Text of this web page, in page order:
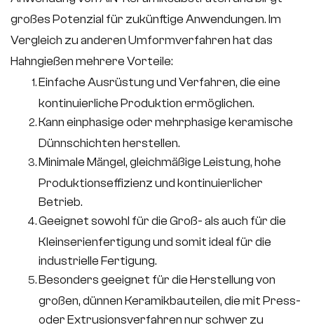
großes Potenzial für zukünftige Anwendungen. Im
Vergleich zu anderen Umformverfahren hat das
Hahngießen mehrere Vorteile:
Einfache Ausrüstung und Verfahren, die eine
kontinuierliche Produktion ermöglichen.
Kann einphasige oder mehrphasige keramische
Dünnschichten herstellen.
Minimale Mängel, gleichmäßige Leistung, hohe
Produktionseffizienz und kontinuierlicher
Betrieb.
Geeignet sowohl für die Groß- als auch für die
Kleinserienfertigung und somit ideal für die
industrielle Fertigung.
Besonders geeignet für die Herstellung von
großen, dünnen Keramikbauteilen, die mit Press-
oder Extrusionsverfahren nur schwer zu